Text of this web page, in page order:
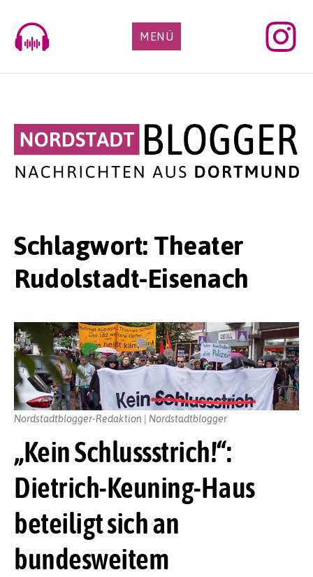
content
MENÜ
Schlagwort: Theater
Rudolstadt-Eisenach
„Kein Schlussstrich!“:
Dietrich-Keuning-Haus
beteiligt sich an
bundesweitem
Nordstadtblogger-Redaktion | Nordstadtblogger